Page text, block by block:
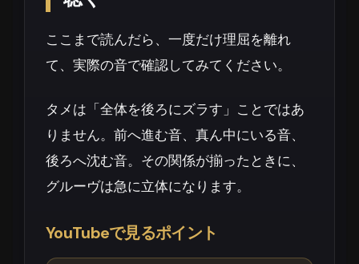
ここまで読んだら、一度だけ理屈を離れ
て、実際の音で確認してみてください。
タメは「全体を後ろにズラす」ことではあ
りません。前へ進む音、真ん中にいる音、
後ろへ沈む音。その関係が揃ったときに、
グルーヴは急に立体になります。
YouTubeで見るポイント